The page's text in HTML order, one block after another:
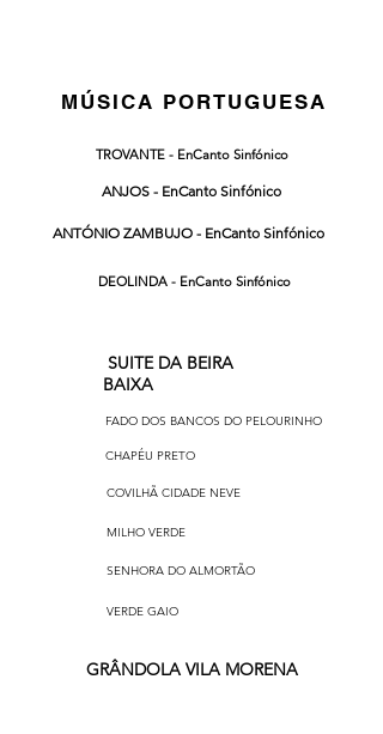
MÚSICA PORTUGUESA
TROVANTE - EnCanto Sinfónico
ANJOS - EnCanto Sinfónico
ANTÓNIO ZAMBUJO - EnCanto Sinfónico
DEOLINDA - EnCanto Sinfónico
SUITE DA BEIRA
BAIXA
FADO DOS BANCOS DO PELOURINHO
CHAPÉU PRETO
COVILHÃ CIDADE NEVE
MILHO VERDE
SENHORA DO ALMORTÃO
VERDE GAIO
GRÂNDOLA VILA MORENA